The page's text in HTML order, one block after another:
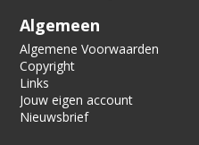
Algemeen
Algemene Voorwaarden
Copyright
Links
Jouw eigen account
Nieuwsbrief